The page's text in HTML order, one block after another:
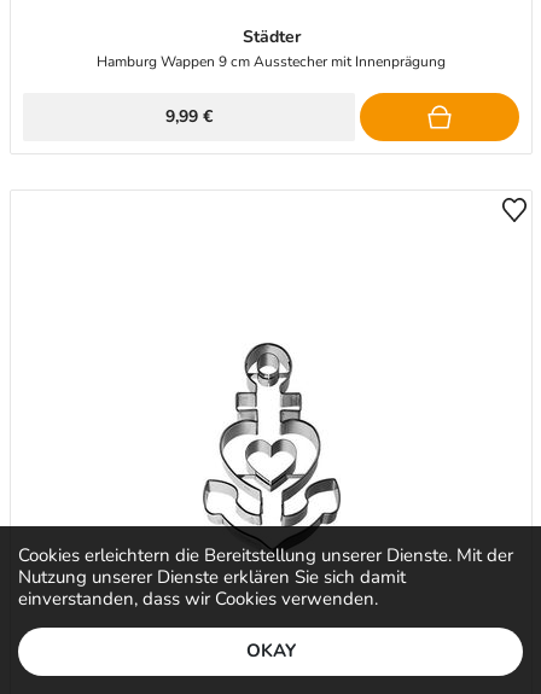
Cookies erleichtern die Bereitstellung unserer Dienste. Mit der
Nutzung unserer Dienste erklären Sie sich damit
einverstanden, dass wir Cookies verwenden.
OKAY
Städter
Hamburg Wappen 9 cm Ausstecher mit Innenprägung
9,99 €